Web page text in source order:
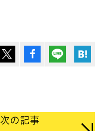
ポスト シェア Lineで送
次の記事